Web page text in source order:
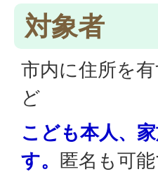
対象者
市内に住所を
ど
こども本人、
す。 匿名も可能